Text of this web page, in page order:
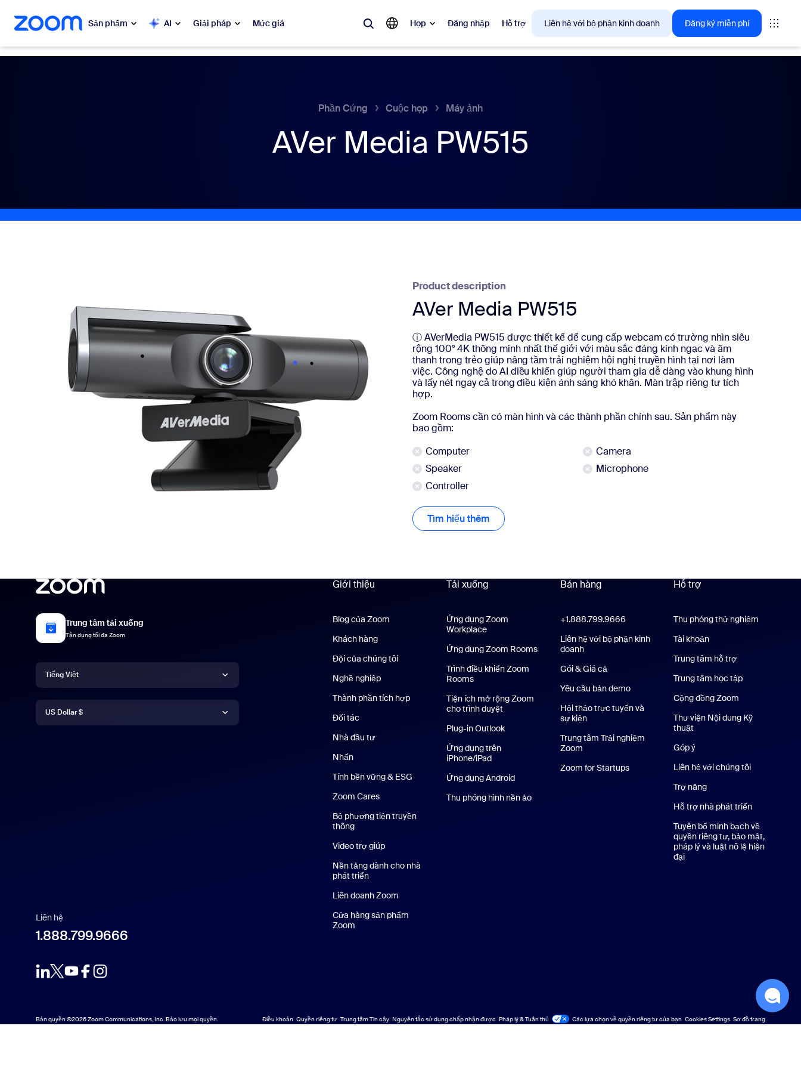
đến nội dung chính
trò chuyện trợ giúpSản phẩm AI Giải pháp Mức giá Họp Đăng nhập Hỗ trợ Liên hệ với bộ phận kinh doanh Đăng ký miễn phí
Zoom AI
My Notes Meetings
Cài đặt trên máy tính
Trung tâm tải xuống
Liên hệ
+1.888.799.9666/+1.888.303.1012
Phần Cứng Cuộc họp Máy ảnh
AVer Media PW515
Product description
AVer Media PW515
ⓘ AVerMedia PW515 được thiết kế để cung cấp webcam có trường nhìn siêu
rộng 100° 4K thông minh nhất thế giới với màu sắc đáng kinh ngạc và âm
thanh trong trẻo giúp nâng tầm trải nghiệm hội nghị truyền hình tại nơi làm
việc. Công nghệ do AI điều khiển giúp người tham gia dễ dàng vào khung hình
và lấy nét ngay cả trong điều kiện ánh sáng khó khăn. Màn trập riêng tư tích
hợp.
Zoom Rooms cần có màn hình và các thành phần chính sau. Sản phẩm này
bao gồm:
Computer
Camera
Speaker
Microphone
Controller
Tìm hiểu thêm Tìm hiểu thêm
Trung tâm tải xuống
Tận dụng tối đa Zoom
Ngôn ngữ
Tiếng Việt
Deutsch
日本語
Polski
Tiền tệ
US Dollar $
Liên hệ
1.888.799.9666
Giới thiệu
Blog của Zoom Blog của Zoom
Khách hàng
Đội của chúng tôi
Nghề nghiệp
Thành phần tích hợp
Đối tác
Nhà đầu tư
Nhấn
Tính bền vững & ESG Tính bền vững & ESG
Zoom Cares
Bộ phương tiện truyền
thông
Video trợ giúp
Nền tảng dành cho nhà
phát triển
Liên doanh Zoom
Cửa hàng sản phẩm
Zoom
Tải xuống
Ứng dụng Zoom
WorkplaceỨng dụng Zoom Workplace
Ứng dụng Zoom RoomsỨng dụng Zoom Rooms
Trình điều khiển Zoom
Rooms
Tiện ích mở rộng Zoom
cho trình duyệt
Plug-in Outlook
Ứng dụng trên
iPhone/iPadỨng dụng trên iPhone/iPad
Ứng dụng AndroidỨng dụng Android
Thu phóng hình nền ảoNền ảo Zoom
Bán hàng
+1.888.799.9666
Liên hệ với bộ phận kinh
doanh
Gói & Giá cả
Yêu cầu bản demoYêu cầu demo
Hội thảo trực tuyến và
sự kiện
Trung tâm Trải nghiệm
Zoom Trung tâm Trải nghiệm Zoom
Zoom for StartupsZoom for Startups
Hỗ trợ
Hỗ trợ
Thu phóng thử nghiệm
Tài khoản
Trung tâm hỗ trợ
Trung tâm học tập
Cộng đồng Zoom
Thư viện Nội dung Kỹ
thuật
Góp ý
Liên hệ với chúng tôi
Trợ năng
Hỗ trợ nhà phát triển
Tuyên bố minh bạch về
quyền riêng tư, bảo mật,
pháp lý và luật nô lệ hiện
đại
Bản quyền ©2026 Zoom Communications, Inc. Bảo lưu mọi quyền. Điều khoản Quyền riêng tư Trung tâm Tin cậy Nguyên tắc sử dụng chấp nhận được Pháp lý & Tuân thủ Các lựa chọn về quyền riêng tư của bạn Cookies Settings Sơ đồ trang
Sơ đồ trang